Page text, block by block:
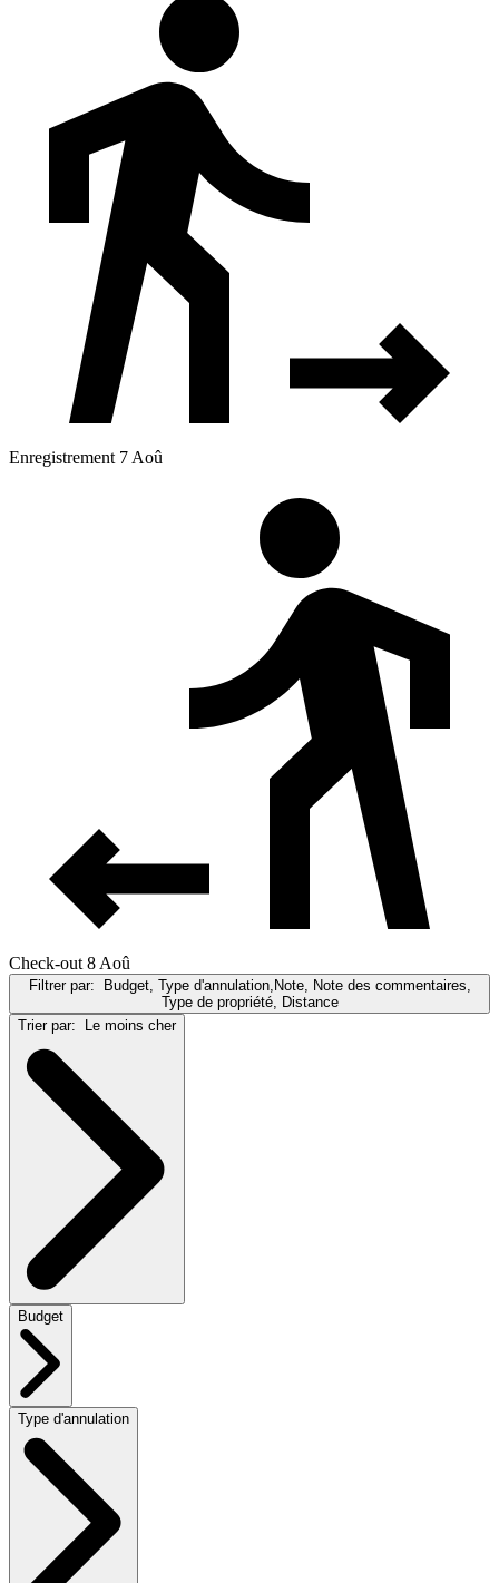
Enregistrement 7 Aoû
Check-out 8 Aoû
Filtrer par:
Budget, Type d'annulation,Note, Note des commentaires,
Type de propriété, Distance
Trier par:
Le moins cher
Budget
Type d'annulation